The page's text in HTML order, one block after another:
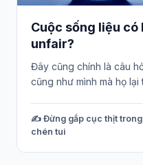
Cuộc sống liệu
unfair?
Đây cũng chính là câu
cũng như mình mà họ
✍️ Đừng gắp cục thịt trong
chén tui